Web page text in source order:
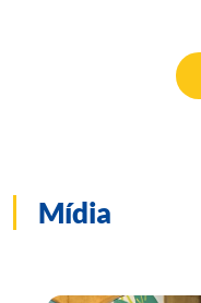
Mídia